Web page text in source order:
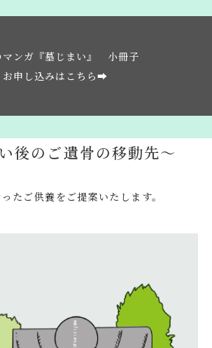
マンガ『墓じまい』 小冊子
お申し込みはこちら➡
後のご遺骨の移動先〜
たご供養をご提案いたします。